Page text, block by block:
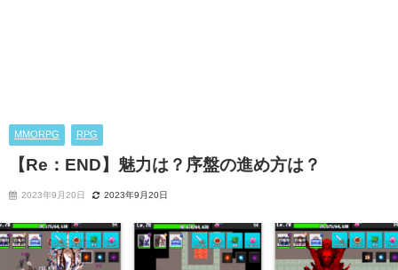
MMORPG RPG
【Re：END】魅力は？序盤の進め方は？
2023年9月20日 2023年9月20日